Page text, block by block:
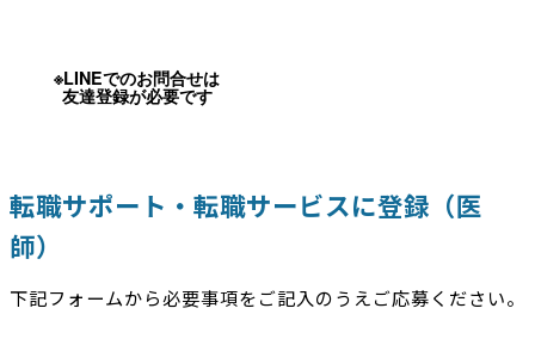
※LINEでのお問合せは
友達登録が必要です
転職サポート・転職サービスに登録（医
師）
下記フォームから必要事項をご記入のうえご応募ください。